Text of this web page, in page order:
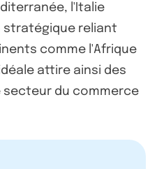
l'Italie
stratégique reliant
comme l'Afrique
attire ainsi des
secteur du commerce